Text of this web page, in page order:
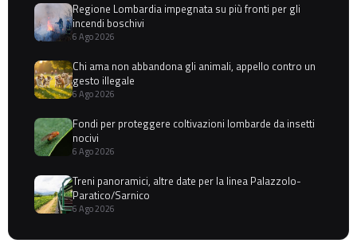
Regione Lombardia impegnata su più fronti per gli
incendi boschivi
6 Ago 2026
Chi ama non abbandona gli animali, appello contro un
gesto illegale
6 Ago 2026
Fondi per proteggere coltivazioni lombarde da insetti
nocivi
6 Ago 2026
Treni panoramici, altre date per la linea Palazzolo-
Paratico/Sarnico
6 Ago 2026